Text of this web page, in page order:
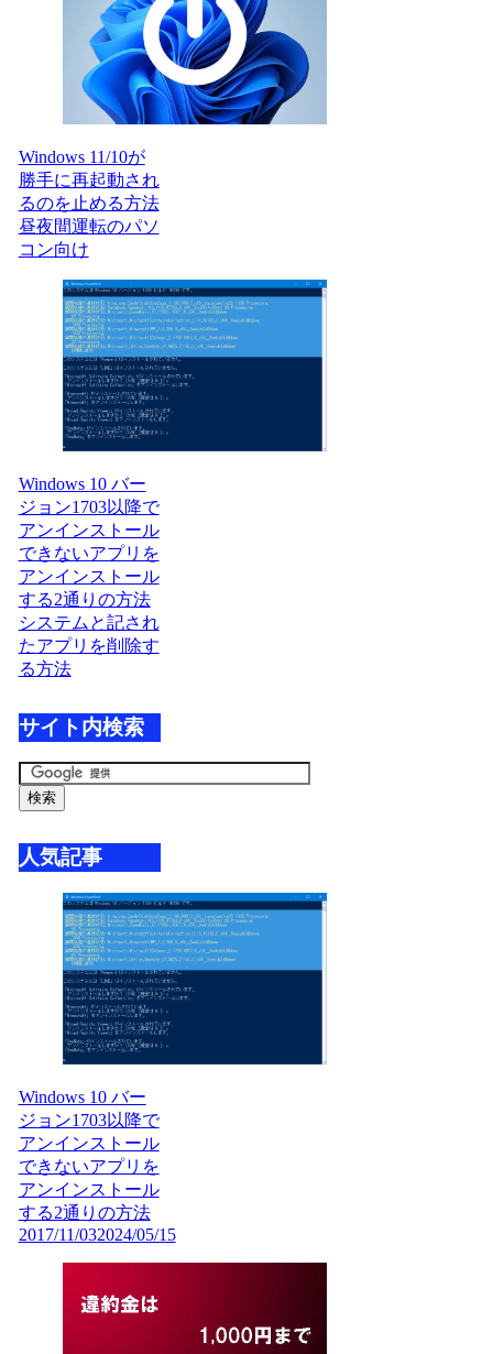
Windows 11/10が
勝手に再起動され
るのを止める方法
昼夜間運転のパソ
コン向け
Windows 10 バー
ジョン1703以降で
アンインストール
できないアプリを
アンインストール
する2通りの方法
システムと記され
たアプリを削除す
る方法
サイト内検索
人気記事
Windows 10 バー
ジョン1703以降で
アンインストール
できないアプリを
アンインストール
する2通りの方法
2017/11/032024/05/15